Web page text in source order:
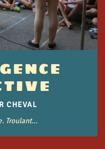
CHEVAL
Troulant...